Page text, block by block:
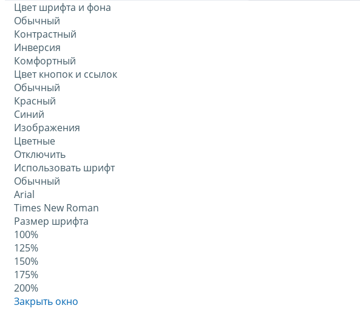
Цвет шрифта и фона
Обычный
Контрастный
Инверсия
Комфортный
Цвет кнопок и ссылок
Обычный
Красный
Синий
Изображения
Цветные
Отключить
Использовать шрифт
Обычный
Arial
Times New Roman
Размер шрифта
100%
125%
150%
175%
200%
Закрыть окно